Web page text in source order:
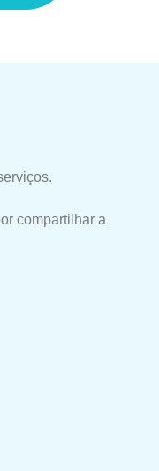
compartilhar a